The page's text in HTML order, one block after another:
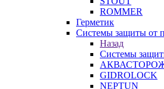
ROMMER
Герметик
Системы защиты от
Назад
Системы
GIDROLOCK
NEPTUN